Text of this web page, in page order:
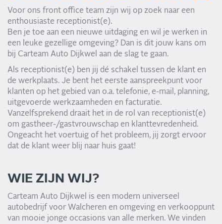
Voor ons front office team zijn wij op zoek naar een
enthousiaste receptionist(e).
Ben je toe aan een nieuwe uitdaging en wil je werken in
een leuke gezellige omgeving? Dan is dit jouw kans om
bij Carteam Auto Dijkwel aan de slag te gaan.
Als receptionist(e) ben jij dé schakel tussen de klant en
de werkplaats. Je bent het eerste aanspreekpunt voor
klanten op het gebied van o.a. telefonie, e-mail, planning,
uitgevoerde werkzaamheden en facturatie.
Vanzelfsprekend draait het in de rol van receptionist(e)
om gastheer-/gastvrouwschap en klanttevredenheid.
Ongeacht het voertuig of het probleem, jij zorgt ervoor
dat de klant weer blij naar huis gaat!
WIE ZIJN WIJ?
Carteam Auto Dijkwel is een modern universeel
autobedrijf voor Walcheren en omgeving en verkooppunt
van mooie jonge occasions van alle merken. We vinden